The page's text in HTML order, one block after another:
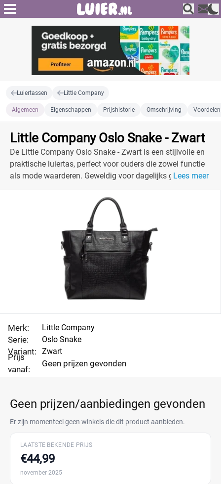
Luiertassen Little Company
Algemeen Eigenschappen Prijshistorie Omschrijving
Little Company Oslo Snake - Zwart
De Little Company Oslo Snake - Zwart is een stijlvolle en
praktische luiertas, perfect voor ouders die zowel functie
als mode waarderen. Geweldig voor dagelijks gebruik.
Lees meer
Merk:
Serie:
Variant:
Prijs
vanaf:
Little Company
Oslo Snake
Zwart
Geen prijzen gevonden
Geen prijzen/aanbiedingen gevonden
Er zijn momenteel geen winkels die dit product aanbieden.
LAATSTE BEKENDE PRIJS
€44,99
november 2025